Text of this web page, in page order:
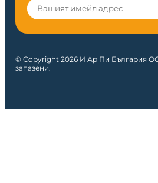
© Copyright 2026 И Ар Пи България
запазени.